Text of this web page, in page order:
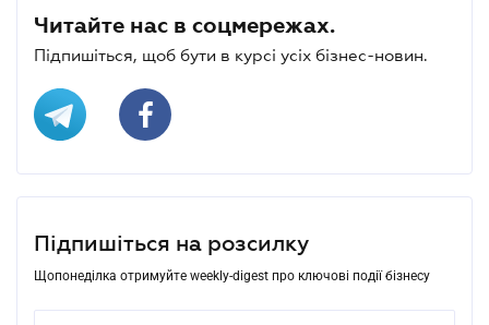
Читайте нас в соцмережах.
Підпишіться, щоб бути в курсі усіх бізнес-новин.
Підпишіться на розсилку
Щопонеділка отримуйте weekly-digest про ключові події бізнесу